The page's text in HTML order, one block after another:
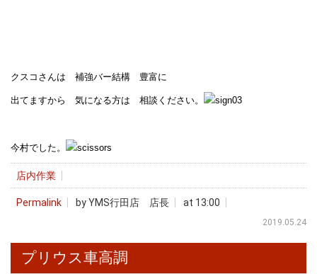
クスコさんは 補強バー結構 豊富に
出てますから 気になる方は 相談ください。
今村でした。
店内作業
Permalink by YMS行田店 店長 at 13:00
2019.05.24
プリウス車高調